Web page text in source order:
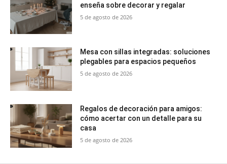
enseña sobre decorar y regalar
5 de agosto de 2026
Mesa con sillas integradas: soluciones
plegables para espacios pequeños
5 de agosto de 2026
Regalos de decoración para amigos:
cómo acertar con un detalle para su
casa
5 de agosto de 2026